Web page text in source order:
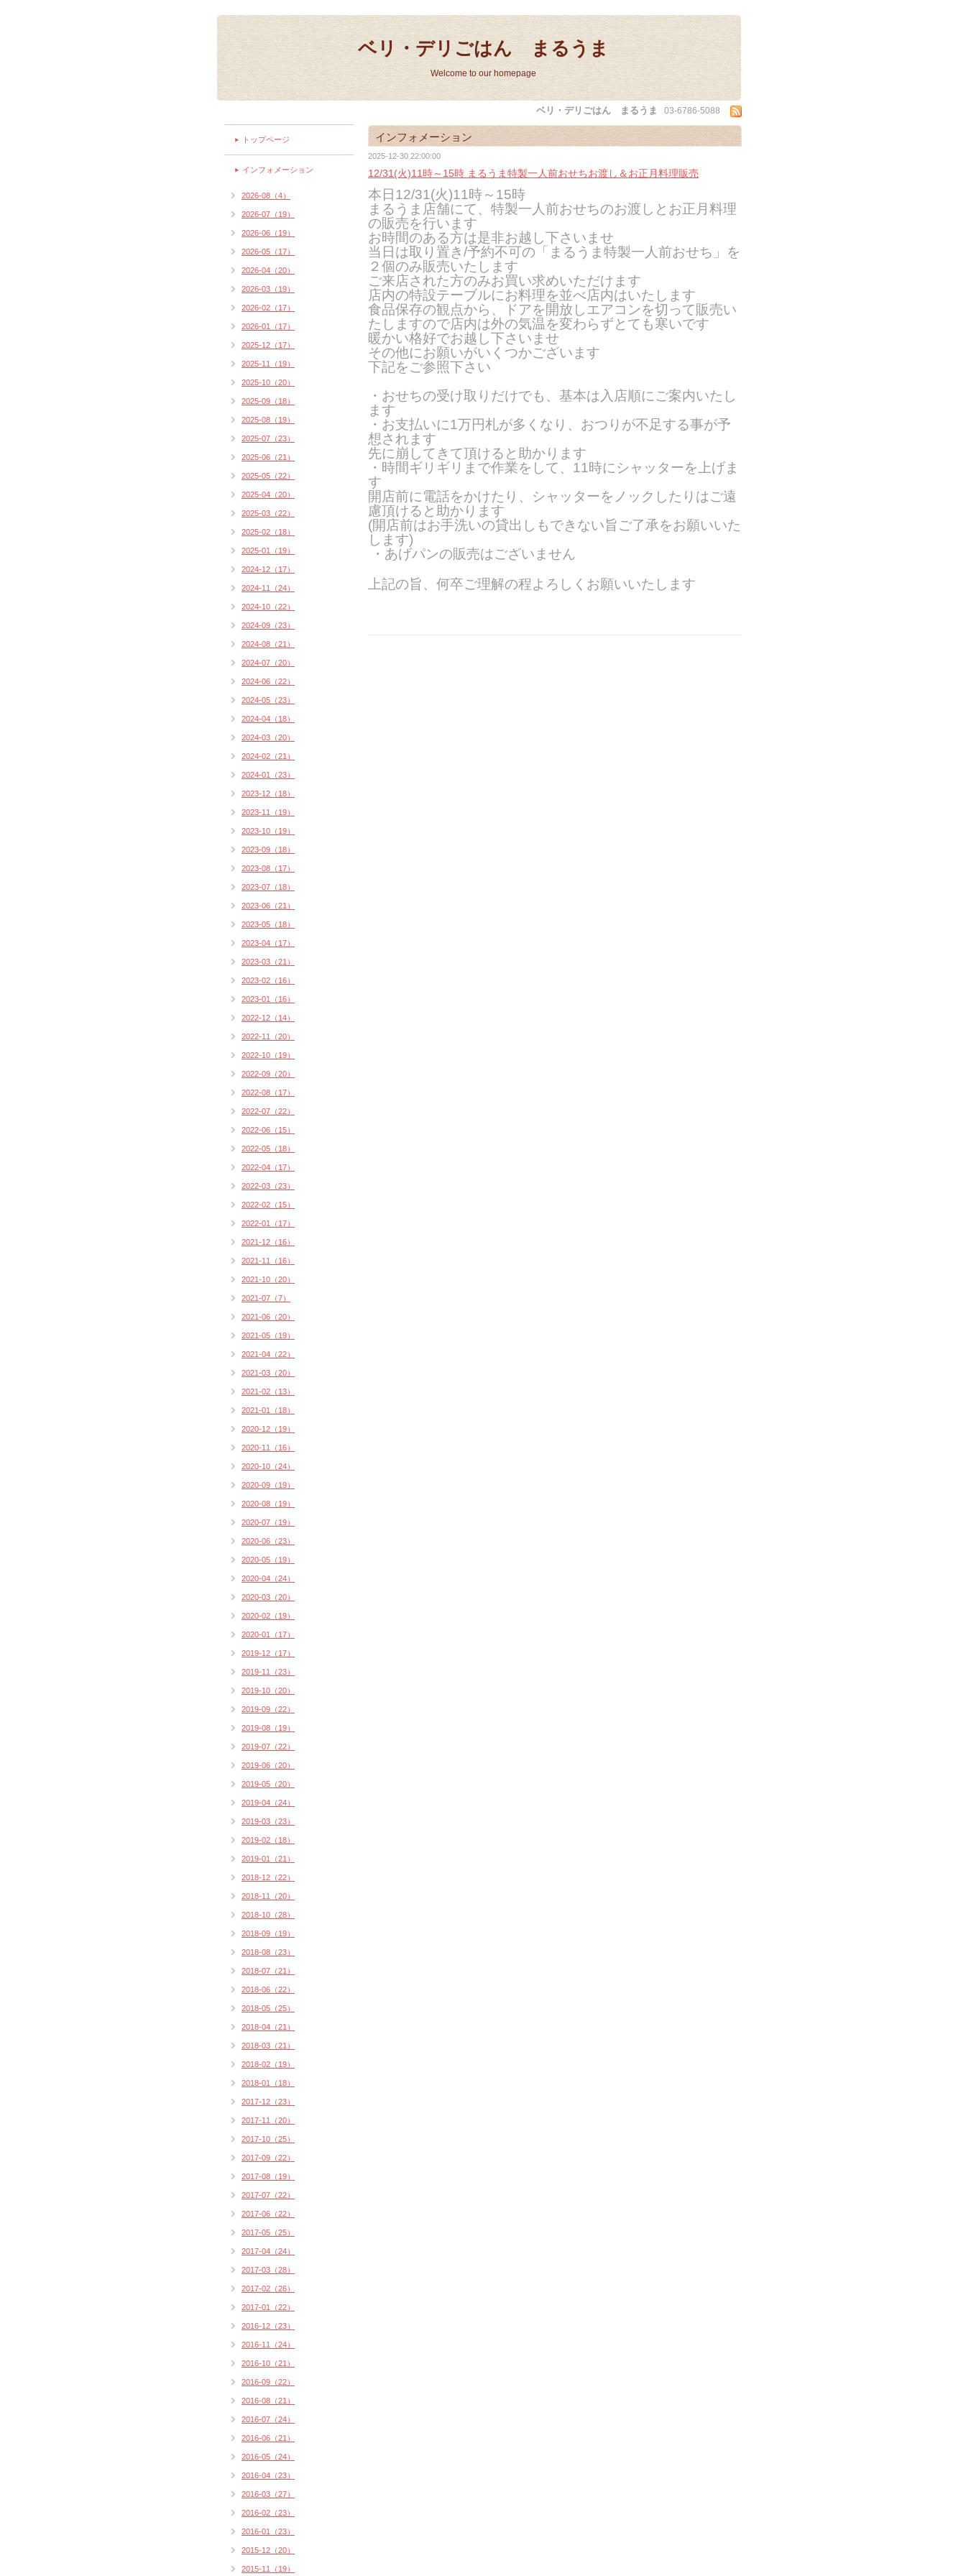
ベリ・デリごはん まるうま
Welcome to our homepage
ベリ・デリごはん まるうま 03-6786-5088
インフォメーション
2025-12-30 22:00:00
12/31(火)11時～15時 まるうま特製一人前おせちお渡し＆お正月料理販売
本日12/31(火)11時～15時
まるうま店舗にて、特製一人前おせちのお渡しとお正月料理
の販売を行います
お時間のある方は是非お越し下さいませ
当日は取り置き/予約不可の「まるうま特製一人前おせち」を
２個のみ販売いたします
ご来店された方のみお買い求めいただけます
店内の特設テーブルにお料理を並べ店内はいたします
食品保存の観点から、ドアを開放しエアコンを切って販売い
たしますので店内は外の気温を変わらずとても寒いです
暖かい格好でお越し下さいませ
その他にお願いがいくつかございます
下記をご参照下さい
・おせちの受け取りだけでも、基本は入店順にご案内いたし
ます
・お支払いに1万円札が多くなり、おつりが不足する事が予
想されます
先に崩してきて頂けると助かります
・時間ギリギリまで作業をして、11時にシャッターを上げま
す
開店前に電話をかけたり、シャッターをノックしたりはご遠
慮頂けると助かります
(開店前はお手洗いの貸出しもできない旨ご了承をお願いいた
します)
・あげパンの販売はございません
上記の旨、何卒ご理解の程よろしくお願いいたします
トップページ
インフォメーション
2026-08（4）
2026-07（19）
2026-06（19）
2026-05（17）
2026-04（20）
2026-03（19）
2026-02（17）
2026-01（17）
2025-12（17）
2025-11（19）
2025-10（20）
2025-09（18）
2025-08（19）
2025-07（23）
2025-06（21）
2025-05（22）
2025-04（20）
2025-03（22）
2025-02（18）
2025-01（19）
2024-12（17）
2024-11（24）
2024-10（22）
2024-09（23）
2024-08（21）
2024-07（20）
2024-06（22）
2024-05（23）
2024-04（18）
2024-03（20）
2024-02（21）
2024-01（23）
2023-12（18）
2023-11（19）
2023-10（19）
2023-09（18）
2023-08（17）
2023-07（18）
2023-06（21）
2023-05（18）
2023-04（17）
2023-03（21）
2023-02（16）
2023-01（16）
2022-12（14）
2022-11（20）
2022-10（19）
2022-09（20）
2022-08（17）
2022-07（22）
2022-06（15）
2022-05（18）
2022-04（17）
2022-03（23）
2022-02（15）
2022-01（17）
2021-12（16）
2021-11（16）
2021-10（20）
2021-07（7）
2021-06（20）
2021-05（19）
2021-04（22）
2021-03（20）
2021-02（13）
2021-01（18）
2020-12（19）
2020-11（16）
2020-10（24）
2020-09（19）
2020-08（19）
2020-07（19）
2020-06（23）
2020-05（19）
2020-04（24）
2020-03（20）
2020-02（19）
2020-01（17）
2019-12（17）
2019-11（23）
2019-10（20）
2019-09（22）
2019-08（19）
2019-07（22）
2019-06（20）
2019-05（20）
2019-04（24）
2019-03（23）
2019-02（18）
2019-01（21）
2018-12（22）
2018-11（20）
2018-10（28）
2018-09（19）
2018-08（23）
2018-07（21）
2018-06（22）
2018-05（25）
2018-04（21）
2018-03（21）
2018-02（19）
2018-01（18）
2017-12（23）
2017-11（20）
2017-10（25）
2017-09（22）
2017-08（19）
2017-07（22）
2017-06（22）
2017-05（25）
2017-04（24）
2017-03（28）
2017-02（26）
2017-01（22）
2016-12（23）
2016-11（24）
2016-10（21）
2016-09（22）
2016-08（21）
2016-07（24）
2016-06（21）
2016-05（24）
2016-04（23）
2016-03（27）
2016-02（23）
2016-01（23）
2015-12（20）
2015-11（19）